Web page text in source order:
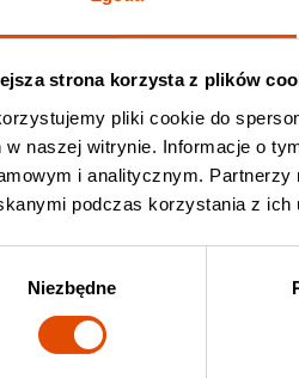
strona korzysta z plików
pliki cookie do
w naszej witrynie. Informacje o
i analitycznym. Partnerzy
podczas korzystania z ich
Niezbędne
naKnock Out Music Store(druki
o nadchodzącym koncercie Acid